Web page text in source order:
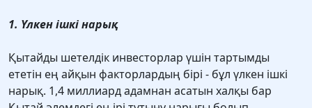
1. Үлкен ішкі нарық
Қытайды шетелдік инвесторлар үшін тартымды
ететін ең айқын факторлардың бірі - бұл үлкен ішкі
нарық. 1,4 миллиард адамнан асатын халқы бар